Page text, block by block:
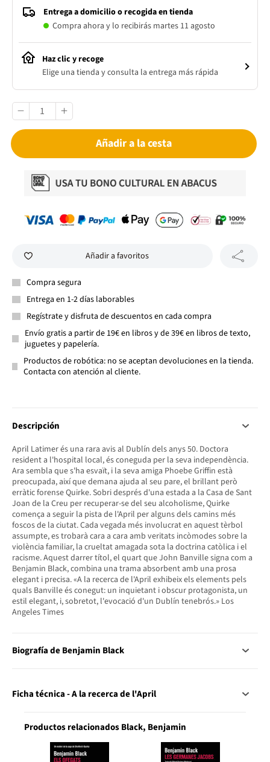
Entrega a domicilio o recogida en tienda
Compra ahora y lo recibirás martes 11 agosto
Haz clic y recoge
Elige una tienda y consulta la entrega más rápida
Añadir a la cesta
Añadir a favoritos
Compra segura
Entrega en 1-2 días laborables
Regístrate y disfruta de descuentos en cada compra
Envío gratis a partir de 19€ en libros y de 39€ en libros de texto,
juguetes y papelería.
Productos de robótica: no se aceptan devoluciones en la tienda.
Contacta con atención al cliente.
Descripción
April Latimer és una rara avis al Dublín dels anys 50. Doctora
resident a l'hospital local, és coneguda per la seva independència.
Ara sembla que s'ha esvaït, i la seva amiga Phoebe Griffin està
preocupada, així que demana ajuda al seu pare, el brillant però
erràtic forense Quirke. Sobri després d'una estada a la Casa de Sant
Joan de la Creu per recuperar-se del seu alcoholisme, Quirke
comença a seguir la pista de l'April per alguns dels camins més
foscos de la ciutat. Cada vegada més involucrat en aquest tèrbol
assumpte, es trobarà cara a cara amb veritats incòmodes sobre la
violència familiar, la crueltat amagada sota la doctrina catòlica i el
racisme. Aquest darrer títol, el quart que John Banville signa com a
Benjamin Black, combina una trama absorbent amb una prosa
elegant i precisa. «A la recerca de l'April exhibeix els elements pels
quals Banville és conegut: un inquietant i obscur protagonista, un
estil elegant, i, sobretot, l'evocació d'un Dublín tenebrós.» Los
Angeles Times
Biografía de Benjamin Black
Ficha técnica - A la recerca de l'April
Productos relacionados Black, Benjamin